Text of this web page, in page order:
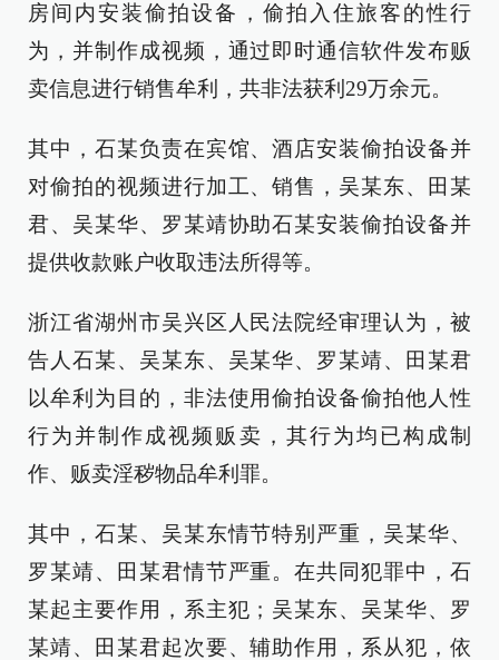
房间内安装偷拍设备，偷拍入住旅客的性行
为，并制作成视频，通过即时通信软件发布贩
卖信息进行销售牟利，共非法获利29万余元。
其中，石某负责在宾馆、酒店安装偷拍设备并
对偷拍的视频进行加工、销售，吴某东、田某
君、吴某华、罗某靖协助石某安装偷拍设备并
提供收款账户收取违法所得等。
浙江省湖州市吴兴区人民法院经审理认为，被
告人石某、吴某东、吴某华、罗某靖、田某君
以牟利为目的，非法使用偷拍设备偷拍他人性
行为并制作成视频贩卖，其行为均已构成制
作、贩卖淫秽物品牟利罪。
其中，石某、吴某东情节特别严重，吴某华、
罗某靖、田某君情节严重。在共同犯罪中，石
某起主要作用，系主犯；吴某东、吴某华、罗
某靖、田某君起次要、辅助作用，系从犯，依